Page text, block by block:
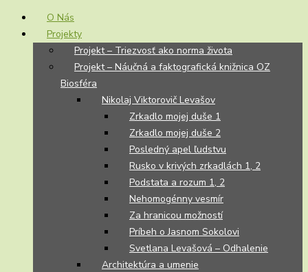
O Nás
Projekty
Projekt – Triezvosť ako norma života
Projekt – Náučná a faktografická knižnica OZ
Biosféra
Nikolaj Viktorovič Levašov
Zrkadlo mojej duše 1
Zrkadlo mojej duše 2
Posledný apel ľudstvu
Rusko v krivých zrkadlách 1, 2
Podstata a rozum 1, 2
Nehomogénny vesmír
Za hranicou možností
Príbeh o Jasnom Sokolovi
Svetlana Levašová – Odhalenie
Architektúra a umenie